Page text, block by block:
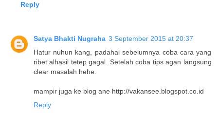
Reply
Satya Bhakti Nugraha 3 September 2015 at 20:37
Hatur nuhun kang, padahal sebelumnya coba cara yang
ribet alhasil tetep gagal. Setelah coba tips agan langsung
clear masalah hehe.
mampir juga ke blog ane http://vakansee.blogspot.co.id
Reply